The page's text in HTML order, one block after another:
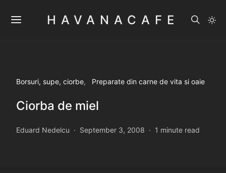
HAVANACAFE
Borsuri, supe, ciorbe Preparate din carne de vita si oaie
Ciorba de miel
Eduard Nedelcu September 3, 2008 1 minute read